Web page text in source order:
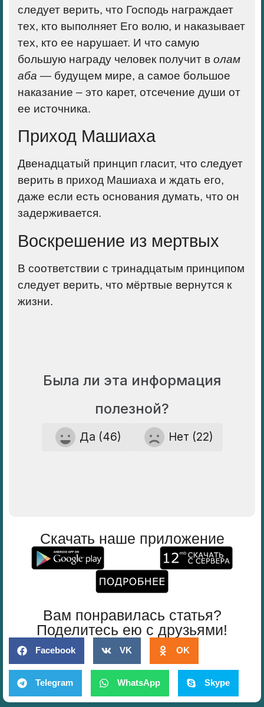
следует верить, что Господь награждает
тех, кто выполняет Его волю, и наказывает
тех, кто ее нарушает. И что самую
большую награду человек получит в олам
аба — будущем мире, а самое большое
наказание – это карет, отсечение души от
ее источника.
Приход Машиаха
Двенадцатый принцип гласит, что следует
верить в приход Машиаха и ждать его,
даже если есть основания думать, что он
задерживается.
Воскрешение из мертвых
В соответствии с тринадцатым принципом
следует верить, что мёртвые вернутся к
жизни.
Была ли эта информация
полезной?
Да (46) Нет (22)
Скачать наше приложение
Вам понравилась статья?
Поделитесь ею с друзьями!
Facebook VK OK
Telegram WhatsApp Skype